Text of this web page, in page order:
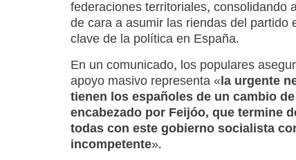
federaciones territoriales, consolidando
de cara a asumir las riendas del partido
clave de la política en España.
En un comunicado, los populares
apoyo masivo representa «la urgente
tienen los españoles de un cambio
encabezado por Feijóo, que termine
todas con este gobierno socialista
incompetente».